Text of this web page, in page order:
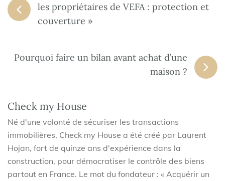
les propriétaires de VEFA : protection et
couverture »
Pourquoi faire un bilan avant achat d’une
maison ?
Check my House
Né d'une volonté de sécuriser les transactions
immobilières, Check my House a été créé par Laurent
Hojan, fort de quinze ans d'expérience dans la
construction, pour démocratiser le contrôle des biens
partout en France. Le mot du fondateur : « Acquérir un